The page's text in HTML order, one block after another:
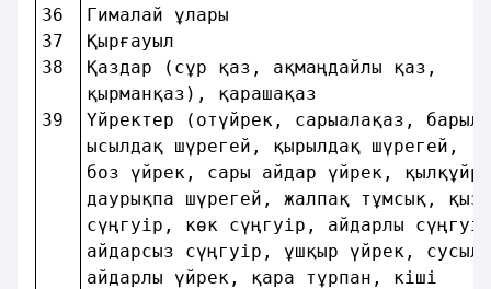
36
37
38
39
Гималай ұлары
Қырғауыл
Қаздар (сұр қаз,
қырманқаз), қарашақаз
Yйректер (отүйрек,
ысылдақ шүрегей,
боз үйрек, сары
даурықпа шүрегей,
сүңгуiр, көк
айдарсыз сүңгуiр,
айдарлы үйрек,